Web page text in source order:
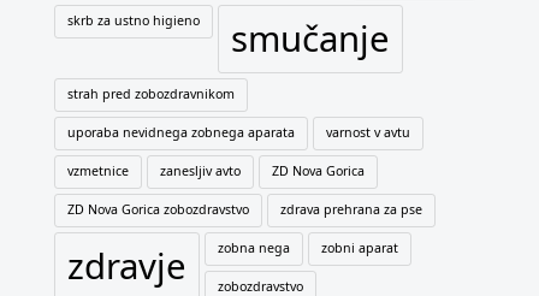
skrb za ustno higieno smučanje
strah pred zobozdravnikom
uporaba nevidnega zobnega aparata varnost v avtu
vzmetnice zanesljiv avto ZD Nova Gorica
ZD Nova Gorica zobozdravstvo zdrava prehrana za pse
zdravje zobna nega zobni aparat
zobozdravstvo